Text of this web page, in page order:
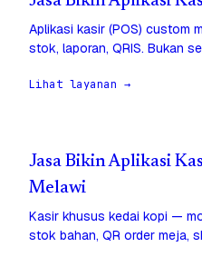
Aplikasi kasir (POS) custom
stok, laporan, QRIS. Bukan
Lihat layanan →
Jasa Bikin Aplikasi
Melawi
Kasir khusus kedai kopi —
stok bahan, QR order meja,